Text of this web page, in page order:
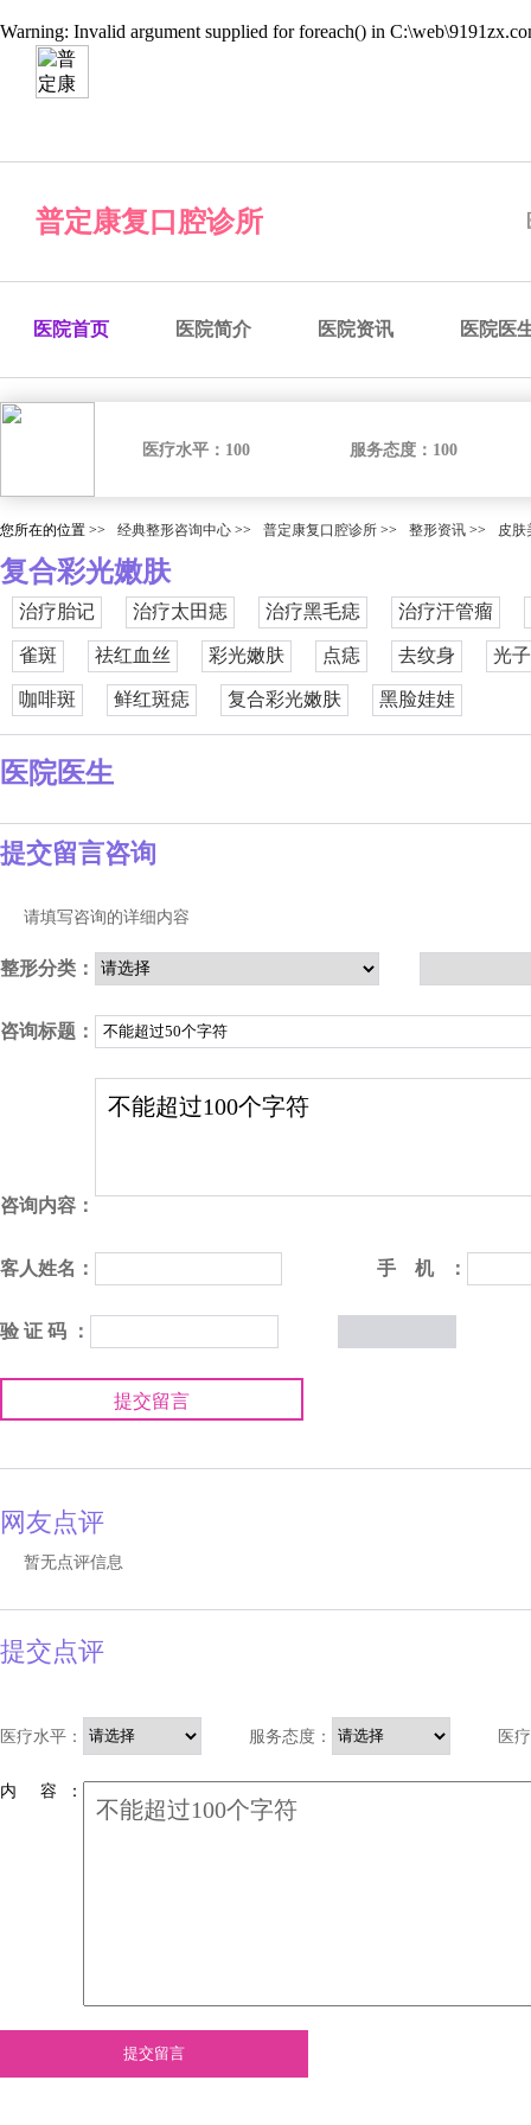
Warning: Invalid argument supplied for foreach() in
普定康复口腔诊所
医院首页 医院简介 医院资讯 医院医
医疗水平： 100 服务态度： 100
您所在的位置 >> 经典整形咨询中心 >> 普定康复口腔诊所 >> 整形资讯 >> 皮肤
复合彩光嫩肤
治疗胎记 治疗太田痣 治疗黑毛痣 治疗汗管瘤
雀斑 祛红血丝 彩光嫩肤 点痣 去纹身 光
咖啡斑 鲜红斑痣 复合彩光嫩肤 黑脸娃娃
医院医生
提交留言咨询
请填写咨询的详细内容
整形分类：
咨询标题：
咨询内容：
客人姓名： 手 机 ：
验 证 码 ：
提交留言
网友点评
暂无点评信息
提交点评
医疗水平： 服务态度： 医
内 容 ：
提交留言